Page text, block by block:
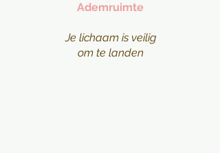
Ademruimte
Je lichaam is veilig
om te landen